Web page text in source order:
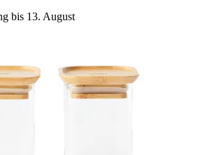
bis 13. August